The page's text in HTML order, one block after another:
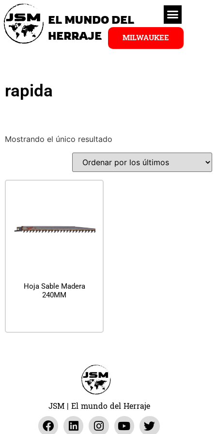
EL MUNDO DEL
HERRAJE
MILWAUKEE
rapida
Mostrando el único resultado
Hoja Sable Madera
240MM
JSM | El mundo del Herraje